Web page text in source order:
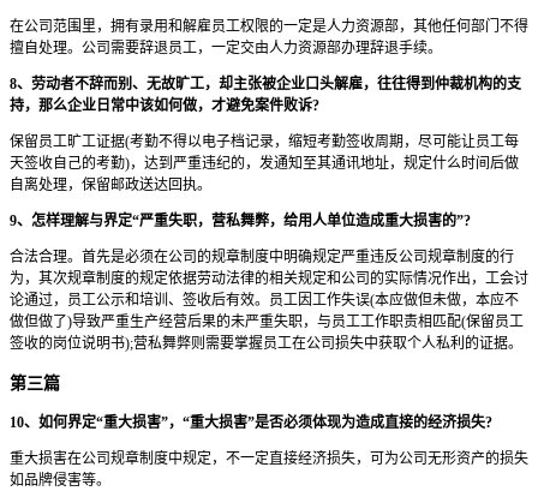
在公司范围里，拥有录用和解雇员工权限的一定是人力资源部，其他任何部门不得
擅自处理。公司需要辞退员工，一定交由人力资源部办理辞退手续。
8、劳动者不辞而别、无故旷工，却主张被企业口头解雇，往往得到仲裁机构的支
持，那么企业日常中该如何做，才避免案件败诉?
保留员工旷工证据(考勤不得以电子档记录，缩短考勤签收周期，尽可能让员工每
天签收自己的考勤)，达到严重违纪的，发通知至其通讯地址，规定什么时间后做
自离处理，保留邮政送达回执。
9、怎样理解与界定“严重失职，营私舞弊，给用人单位造成重大损害的”?
合法合理。首先是必须在公司的规章制度中明确规定严重违反公司规章制度的行
为，其次规章制度的规定依据劳动法律的相关规定和公司的实际情况作出，工会讨
论通过，员工公示和培训、签收后有效。员工因工作失误(本应做但未做，本应不
做但做了)导致严重生产经营后果的未严重失职，与员工工作职责相匹配(保留员工
签收的岗位说明书);营私舞弊则需要掌握员工在公司损失中获取个人私利的证据。
第三篇
10、如何界定“重大损害”，“重大损害”是否必须体现为造成直接的经济损失?
重大损害在公司规章制度中规定，不一定直接经济损失，可为公司无形资产的损失
如品牌侵害等。